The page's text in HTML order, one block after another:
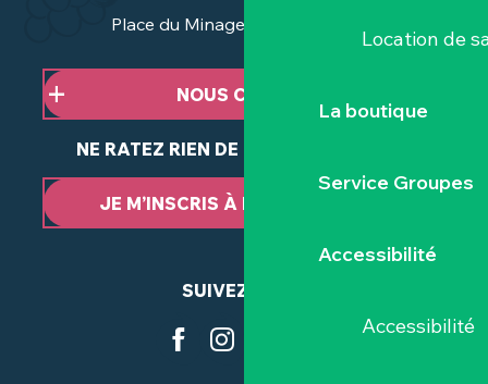
Location de
La boutique
Service Groupes
Accessibilité
Accessibilité
Place du Minage - 44190 Clisson
NOUS CONTACTER
NE RATEZ RIEN DE NOTRE ACTUALITÉ
JE M’INSCRIS À LA NEWSLETTER
SUIVEZ-NOUS